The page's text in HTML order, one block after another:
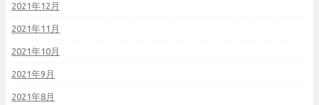
2021年12月
2021年11月
2021年10月
2021年9月
2021年8月